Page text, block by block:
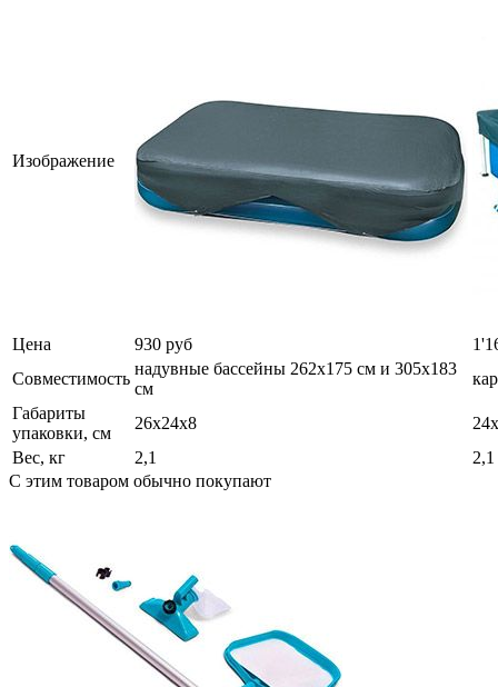
Изображение
Цена 930 руб
Совместимость
надувные бассейны 262х175 см и 305х183
см
Габариты
упаковки, см
26х24х8
Вес, кг
2,1
2,1
С этим товаром обычно покупают